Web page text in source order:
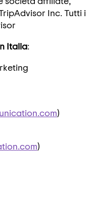
Inc. Tutti i
Italia:
)
)